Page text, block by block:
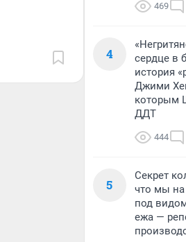
469
4
сердце в
история
Джими
которым
ДДТ
444
5
Секрет
что мы
под
ежа —